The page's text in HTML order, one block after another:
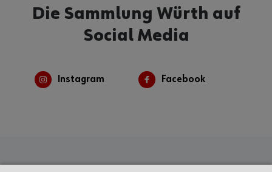
Die Sammlung Würth auf
Social Media
Instagram Facebook